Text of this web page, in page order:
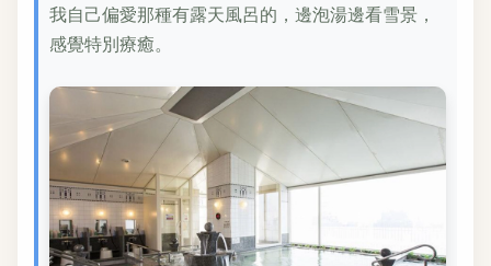
我自己偏愛那種有露天風呂的，邊泡湯邊看雪景，
感覺特別療癒。